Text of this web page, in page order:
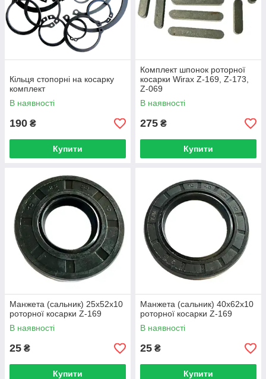
Кільця стопорні на косарку
комплект
В наявності
190 ₴
Купити
Комплект шпонок роторної
косарки Wirax Z-169, Z-173,
Z-069
В наявності
275 ₴
Купити
Манжета (сальник) 25х52х10
роторної косарки Z-169
В наявності
25 ₴
Купити
Манжета (сальник) 40х62х10
роторної косарки Z-169
В наявності
25 ₴
Купити